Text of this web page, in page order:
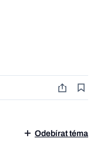
Odebírat téma